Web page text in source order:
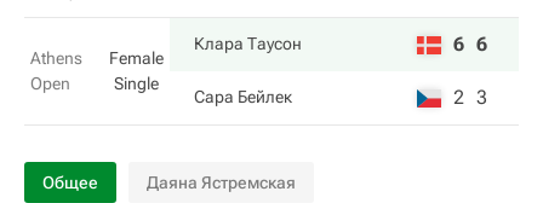
Athens
Open
Female
Single
Клара Таусон 6 6
Сара Бейлек 2 3
Общее Даяна Ястремская